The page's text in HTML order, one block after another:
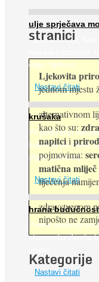
ulje sprječava
Maslinovo ulje, kao
dalje. Njihovo ...
Nastavi čitati
krušaka
Pri podizanju
kukcima jer vlada
(Apis mellifera). ...
Nastavi čitati
hrana
Prema
stanovnika Zemlje
Nastavi čitati
stranici
Ljekovita
jednom mjestu
alternativnom
kao što su:
napitcii
pojmovima:
matična mliječ
liječenja
zdravstvenom
nipošto ne
Kategorije